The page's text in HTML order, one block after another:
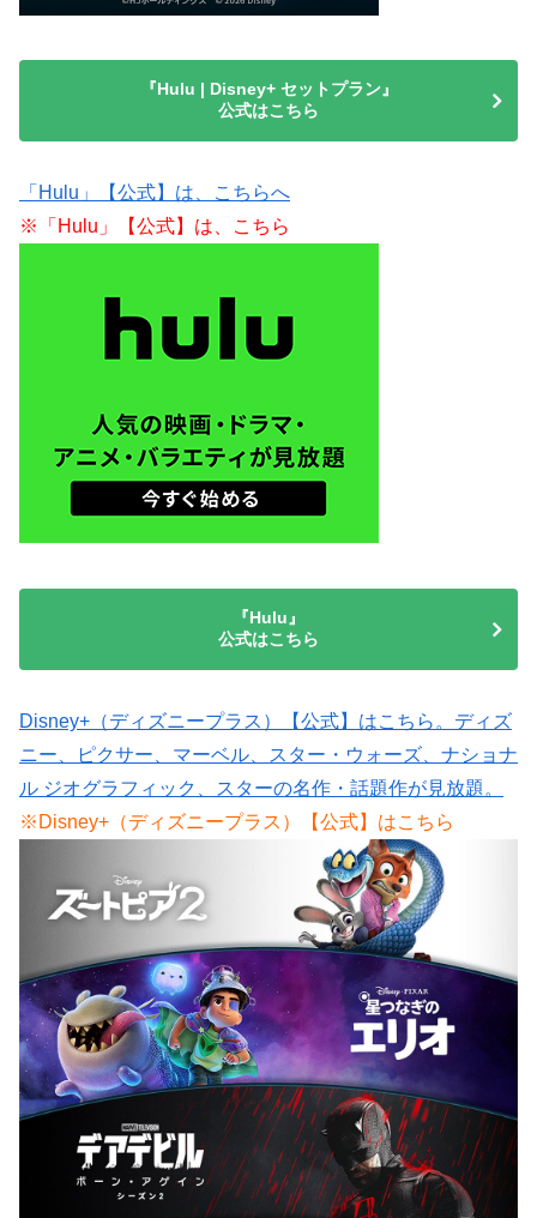
『Hulu | Disney+ セットプラン』
公式はこちら
「Hulu」【公式】は、こちらへ
※「Hulu」【公式】は、こちら
『Hulu』
公式はこちら
Disney+（ディズニープラス）【公式】はこちら。ディズ
ニー、ピクサー、マーベル、スター・ウォーズ、ナショナ
ル ジオグラフィック、スターの名作・話題作が見放題。
※Disney+（ディズニープラス）【公式】はこちら